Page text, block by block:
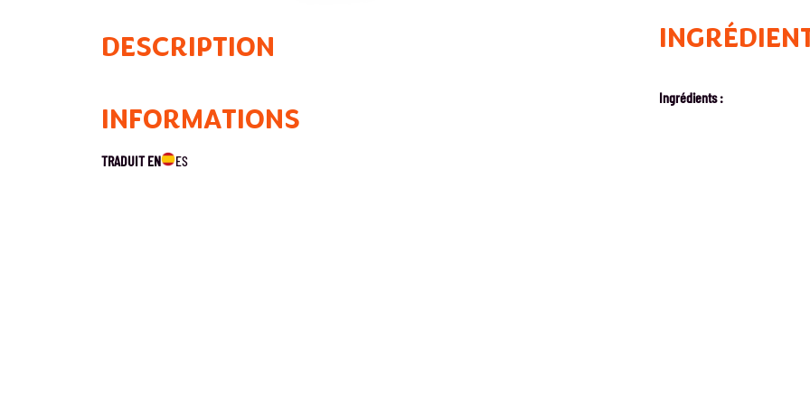
DESCRIPTION
INFORMATIONS
TRADUIT EN ES
Ingrédients :